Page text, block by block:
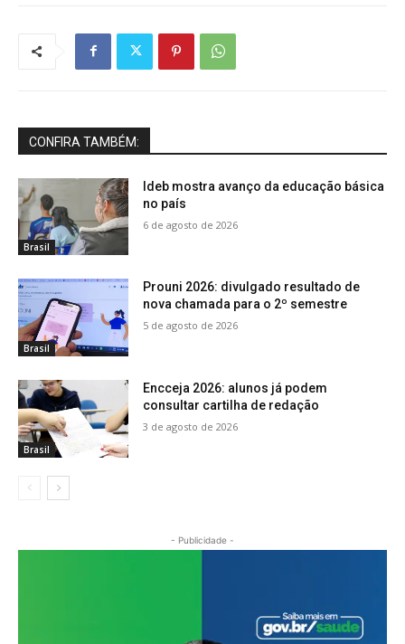
CONFIRA TAMBÉM:
Brasil
Ideb mostra avanço da educação básica
no país
6 de agosto de 2026
Brasil
Prouni 2026: divulgado resultado de
nova chamada para o 2º semestre
5 de agosto de 2026
Brasil
Encceja 2026: alunos já podem
consultar cartilha de redação
3 de agosto de 2026
- Publicidade -